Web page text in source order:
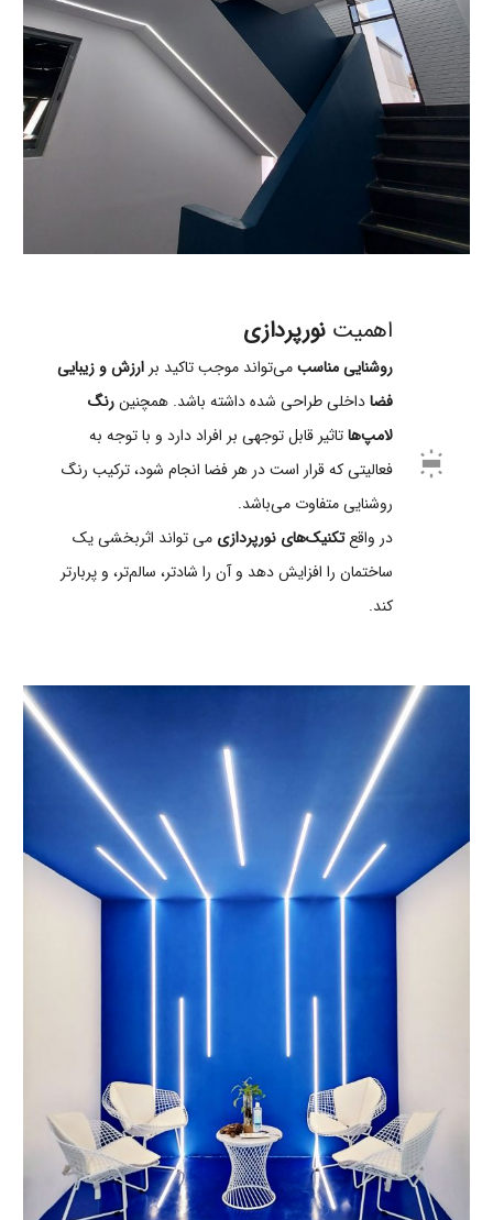
wb_iridescent
اهمیت نورپردازی
روشنایی مناسبمی‌تواند موجب تاکید بر ارزش و زیبایی
فضاداخلی طراحی شده داشته باشد. همچنینرنگ
لامپ‌هاتاثیر قابل توجهی بر افراد دارد و با توجه به
فعالیتی که قرار است در هر فضا انجام شود، ترکیب رنگ
روشنایی متفاوت می‌باشد.
در واقعتکنیک‌های نورپردازی می تواند اثربخشی یک
ساختمان را افزایش دهد و آن را شادتر، سالم‌تر، و پربارتر
کند.